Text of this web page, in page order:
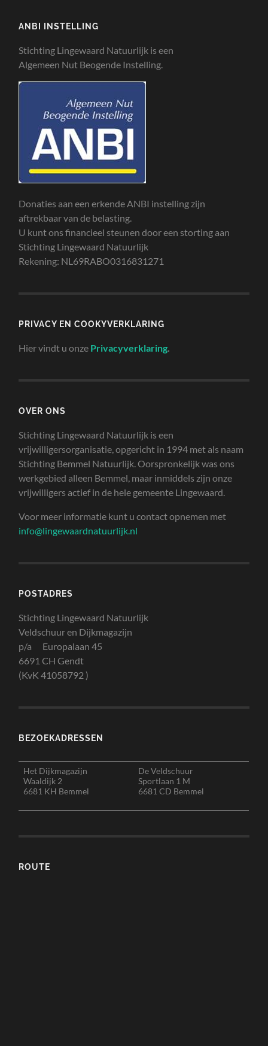
ANBI INSTELLING
Stichting Lingewaard Natuurlijk is een
Algemeen Nut Beogende Instelling.
Donaties aan een erkende ANBI instelling zijn
aftrekbaar van de belasting.
U kunt ons financieel steunen door een storting aan
Stichting Lingewaard Natuurlijk
Rekening: NL69RABO0316831271
PRIVACY EN COOKYVERKLARING
Hier vindt u onze Privacyverklaring.
OVER ONS
Stichting Lingewaard Natuurlijk is een
vrijwilligersorganisatie, opgericht in 1994 met als naam
Stichting Bemmel Natuurlijk. Oorspronkelijk was ons
werkgebied alleen Bemmel, maar inmiddels zijn onze
vrijwilligers actief in de hele gemeente Lingewaard.
Voor meer informatie kunt u contact opnemen met
info@lingewaardnatuurlijk.nl
POSTADRES
Stichting Lingewaard Natuurlijk
Veldschuur en Dijkmagazijn
p/a Europalaan 45
6691 CH Gendt
(KvK 41058792 )
BEZOEKADRESSEN
Het Dijkmagazijn
Waaldijk 2
6681 KH Bemmel
De Veldschuur
Sportlaan 1 M
6681 CD Bemmel
ROUTE